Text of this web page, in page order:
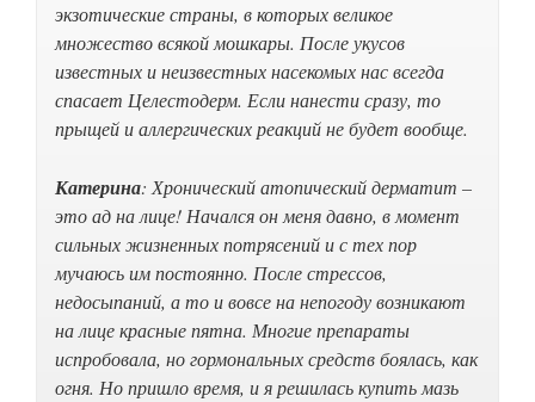
экзотические страны, в которых великое
множество всякой мошкары. После укусов
известных и неизвестных насекомых нас всегда
спасает Целестодерм. Если нанести сразу, то
прыщей и аллергических реакций не будет вообще.
Катерина: Хронический атопический дерматит –
это ад на лице! Начался он меня давно, в момент
сильных жизненных потрясений и с тех пор
мучаюсь им постоянно. После стрессов,
недосыпаний, а то и вовсе на непогоду возникают
на лице красные пятна. Многие препараты
испробовала, но гормональных средств боялась, как
огня. Но пришло время, и я решилась купить мазь